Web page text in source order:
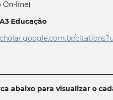
On-line)
Educação
abaixo para visualizar o